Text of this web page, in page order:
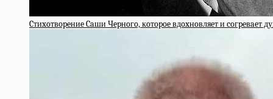
Cтиxoтвopeниe Caши Чepнoгo, кoтopoe вдoxнoвляeт и coгpeвaeт